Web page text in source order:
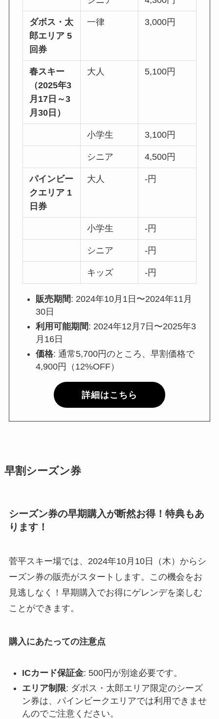
ダボス・太
郎エリア 5
回券
一律 3,000円
春スキー
（2025年3
月17日～3
月30日）
大人 5,100円
小学生 3,100円
シニア 4,500円
パインビー
クエリア 1
日券
大人 ‐円
小学生 ‐円
シニア ‐円
キッズ ‐円
販売期間: 2024年10月1日〜2024年11月
30日
利用可能期間: 2024年12月7日〜2025年3
月16日
価格: 通常5,700円のところ、早割価格で
4,900円（12%OFF）
詳細はこちら
早割シーズン券
シーズン券の早期購入が断然お得！特典もあ
ります！
菅平スキー場では、2024年10月10日（木）からシ
ーズン券の販売がスタートします。この機会をお
見逃しなく！早期購入でお得にゲレンデを楽しむ
ことができます。
購入にあたっての注意点
ICカード保証金: 500円が別途必要です。
エリア制限: ダボス・太郎エリア限定のシーズ
ン券は、パインビークエリアでは利用できませ
んのでご注意ください。